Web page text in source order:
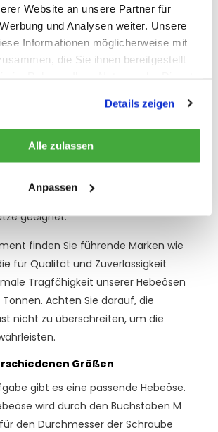
Website an unsere Partner für
und Analysen weiter. Unsere
Informationen möglicherweise mit
die Sie ihnen bereitgestellt
Details zeigen
Alle zulassen
Anpassen
von Hebeösen gibt es?
verschiedenen Varianten erhältlich:
drehbar, andere lassen sich in mehrere
Anwendung ab.
Hebeösen sind in Edelstahl sowie in
100-Stahl erhältlich. Die Modelle
geeignet.
finden Sie führende Marken wie
die für Qualität und Zuverlässigkeit
Tragfähigkeit unserer Hebeösen
Achten Sie darauf, die
nicht zu überschreiten, um die
Größen
gibt es eine passende Hebeöse.
wird durch den Buchstaben M
den Durchmesser der Schraube